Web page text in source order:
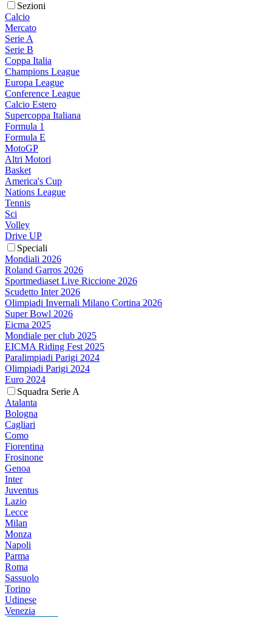
Sezioni
Calcio
Mercato
Serie A
Serie B
Coppa Italia
Champions League
Europa League
Conference League
Calcio Estero
Supercoppa Italiana
Formula 1
Formula E
MotoGP
Altri Motori
Basket
America's Cup
Nations League
Tennis
Sci
Volley
Drive UP
Speciali
Mondiali 2026
Roland Garros 2026
Sportmediaset Live Riccione 2026
Scudetto Inter 2026
Olimpiadi Invernali Milano Cortina 2026
Super Bowl 2026
Eicma 2025
Mondiale per club 2025
EICMA Riding Fest 2025
Paralimpiadi Parigi 2024
Olimpiadi Parigi 2024
Euro 2024
Squadra Serie A
Atalanta
Bologna
Cagliari
Como
Fiorentina
Frosinone
Genoa
Inter
Juventus
Lazio
Lecce
Milan
Monza
Napoli
Parma
Roma
Sassuolo
Torino
Udinese
Venezia